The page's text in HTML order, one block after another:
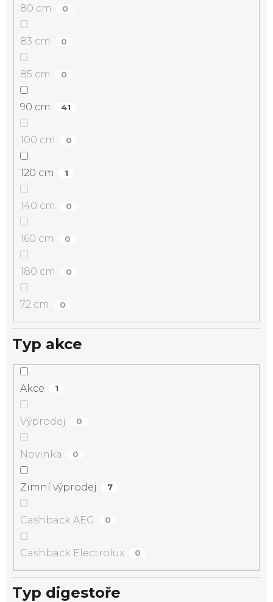
80 cm 0
83 cm 0
85 cm 0
90 cm 41
100 cm 0
120 cm 1
140 cm 0
160 cm 0
180 cm 0
72 cm 0
Typ akce
Akce 1
Výprodej 0
Novinka 0
Zimní výprodej 7
Cashback AEG 0
Cashback Electrolux 0
Typ digestoře